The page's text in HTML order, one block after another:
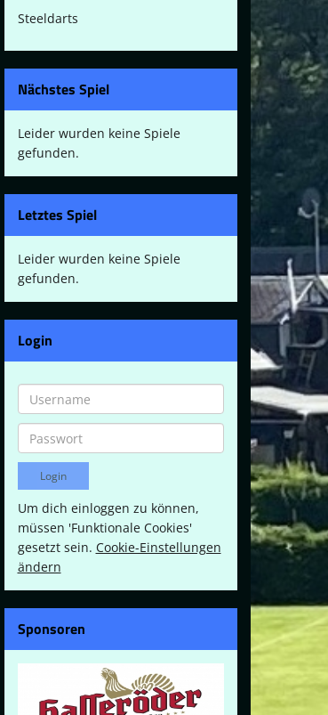
Steeldarts
Nächstes Spiel
Leider wurden keine Spiele
gefunden.
Letztes Spiel
Leider wurden keine Spiele
gefunden.
Login
Um dich einloggen zu können,
müssen 'Funktionale Cookies'
gesetzt sein. Cookie-Einstellungen
ändern
Sponsoren